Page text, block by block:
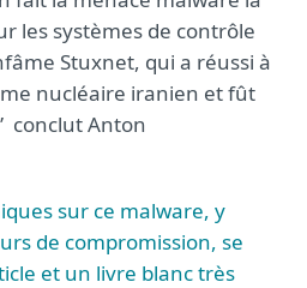
les systèmes de contrôle
Stuxnet, qui a réussi à
nucléaire iranien et fût
conclut Anton
sur ce malware, y
de compromission, se
et un livre blanc très